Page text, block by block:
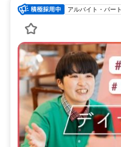
アルバイト・パート